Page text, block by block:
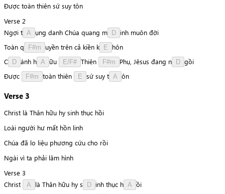
Được toàn thiên sứ suy tôn
Verse 2
Ngợi t A ụng danh Chúa quang m D inh muôn đời
Toàn q F#m uyền trên cả kiền k E hôn
C D ánh h A ữu E/F# Thiên F#m Phụ Jêsus đang n D gồi
Được
F#m toàn thiên E sứ suy t A ôn
Verse 3
Christ là Thân hữu hy sinh thục hồi
Loài người hư mất hồn linh
Chúa đã lo liệu phương cứu cho rồi
Ngài vì ta phải lâm hình
Verse 3
Christ
A là Thân hữu hy s D inh thục h A ồi